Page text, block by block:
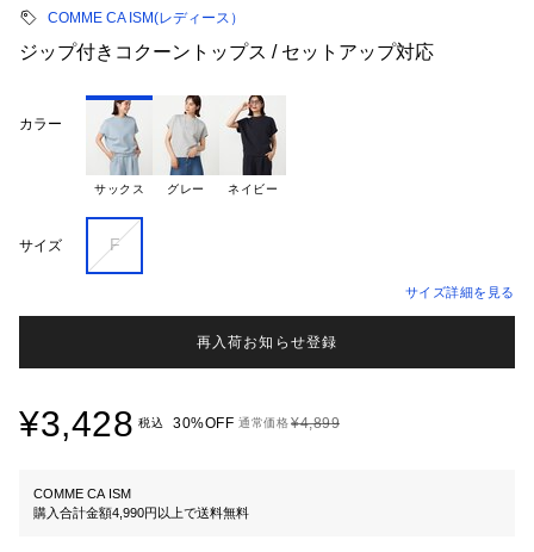
COMME CA ISM(レディース）
ジップ付きコクーントップス / セットアップ対応
カラー
サックス グレー ネイビー
サイズ F
サイズ詳細を見る
再入荷お知らせ登録
¥3,428 税込 30%OFF 通常価格¥4,899
COMME CA ISM
購入合計金額4,990円以上で送料無料